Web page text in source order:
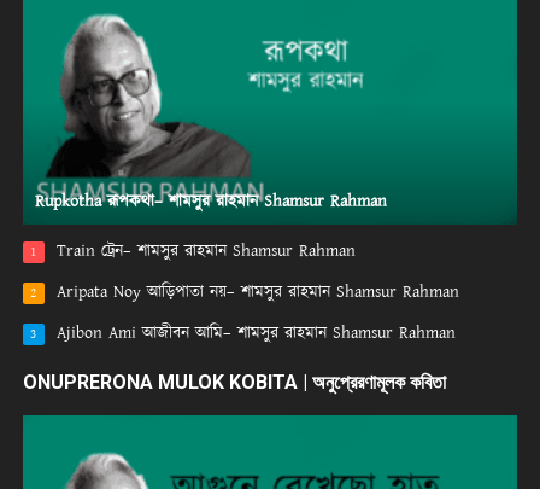
Rupkotha রূপকথা– শামসুর রাহমান Shamsur Rahman
1 Train ট্রেন– শামসুর রাহমান Shamsur Rahman
2 Aripata Noy আড়িপাতা নয়– শামসুর রাহমান Shamsur Rahman
3 Ajibon Ami আজীবন আমি– শামসুর রাহমান Shamsur Rahman
ONUPRERONA MULOK KOBITA | অনুপ্রেরণামূলক কবিতা